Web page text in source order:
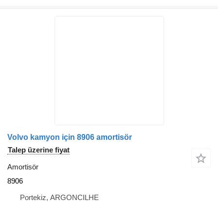
Volvo kamyon için 8906 amortisör
Talep üzerine fiyat
Amortisör
8906
Portekiz, ARGONCILHE